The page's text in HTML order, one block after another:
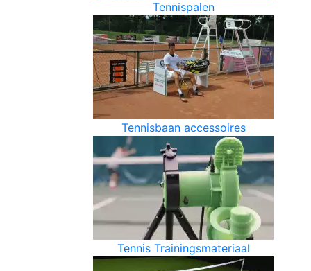
Tennispalen
Tennisbaan accessoires
Tennis Trainingsmateriaal